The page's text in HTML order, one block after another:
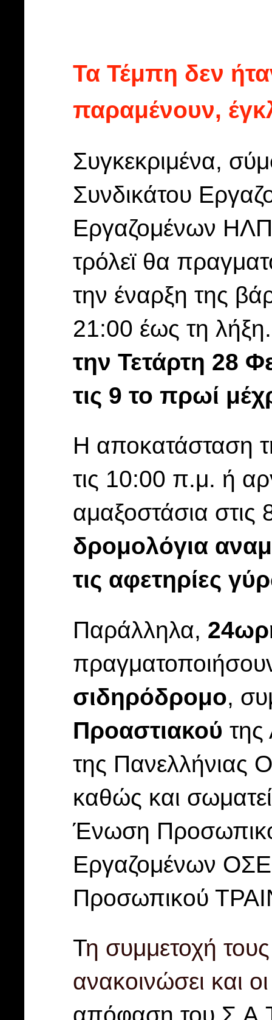
Τα Τέμπη δεν
παραμένουν,
Συγκεκριμένα,
Συνδικάτου
Εργαζομένων
τρόλεϊ θα
την έναρξη της
21:00 έως τη
την Τετάρτη 28
τις 9 το πρωί
Η αποκατάσταση
τις 10:00 π.μ. ή
αμαξοστάσια
δρομολόγια
τις αφετηρίες
Παράλληλα,
σιδηρόδρομο,
Προαστιακού
της Πανελλήνιας
καθώς και
Ένωση
Εργαζομένων
Προσωπικού
Τη συμμετοχή
ανακοινώσει και οι